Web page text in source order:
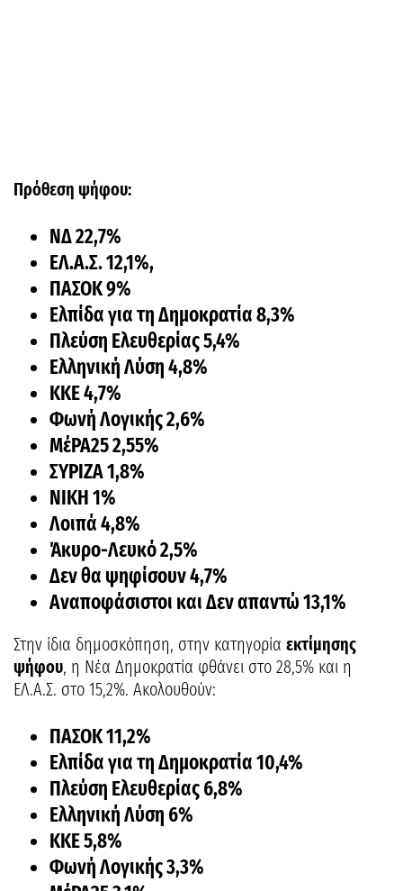
Πρόθεση ψήφου:
ΝΔ 22,7%
ΕΛ.Α.Σ. 12,1%,
ΠΑΣΟΚ 9%
Ελπίδα για τη Δημοκρατία 8,3%
Πλεύση Ελευθερίας 5,4%
Ελληνική Λύση 4,8%
ΚΚΕ 4,7%
Φωνή Λογικής 2,6%
ΜέΡΑ25 2,55%
ΣΥΡΙΖΑ 1,8%
ΝΙΚΗ 1%
Λοιπά 4,8%
Άκυρο-Λευκό 2,5%
Δεν θα ψηφίσουν 4,7%
Αναποφάσιστοι και Δεν απαντώ 13,1%
Στην ίδια δημοσκόπηση, στην κατηγορία εκτίμησης
ψήφου, η Νέα Δημοκρατία φθάνει στο 28,5% και η
ΕΛ.Α.Σ. στο 15,2%. Ακολουθούν:
ΠΑΣΟΚ 11,2%
Ελπίδα για τη Δημοκρατία 10,4%
Πλεύση Ελευθερίας 6,8%
Ελληνική Λύση 6%
ΚΚΕ 5,8%
Φωνή Λογικής 3,3%